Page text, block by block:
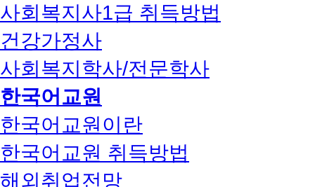
사회복지사1급 취득방법
건강가정사
사회복지학사/전문학사
한국어교원
한국어교원이란
한국어교원 취득방법
해외취업전망